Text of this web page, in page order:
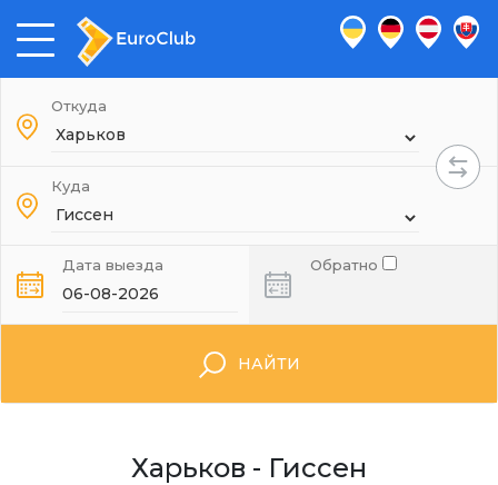
Откуда
Куда
Дата выезда Обратно
НАЙТИ
Харьков - Гиссен